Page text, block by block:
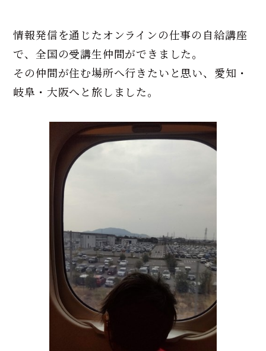
情報発信を通じたオンラインの仕事の自給講座
で、全国の受講生仲間ができました。
その仲間が住む場所へ行きたいと思い、愛知・
岐阜・大阪へと旅しました。